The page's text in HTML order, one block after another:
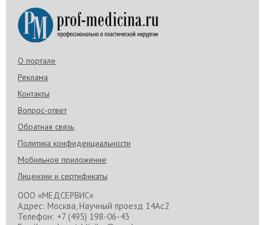
О портале
Реклама
Контакты
Вопрос-ответ
Обратная связь
Политика конфиденциальности
Мобильное приложение
Лицензии и сертификаты
ООО «МЕДСЕРВИС»
Адрес: Москва, Научный проезд 14Ас2
Телефон: +7 (495) 198-06-43